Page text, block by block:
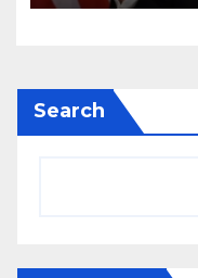
post
Search